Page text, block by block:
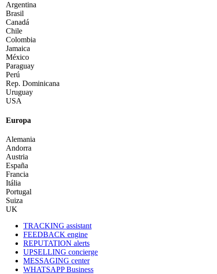
Argentina
Brasil
Canadá
Chile
Colombia
Jamaica
México
Paraguay
Perú
Rep. Dominicana
Uruguay
USA
Europa
Alemania
Andorra
Austria
España
Francia
Itália
Portugal
Suiza
UK
TRACKING assistant
FEEDBACK engine
REPUTATION alerts
UPSELLING concierge
MESSAGING center
WHATSAPP Business